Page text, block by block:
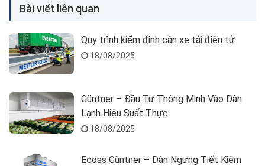
Bài viết liên quan
Quy trình kiểm định cân xe tải điện tử
18/08/2025
Güntner – Đầu Tư Thông Minh Vào Dàn
Lạnh Hiệu Suất Thực
18/08/2025
Ecoss Güntner – Dàn Ngưng Tiết Kiệm